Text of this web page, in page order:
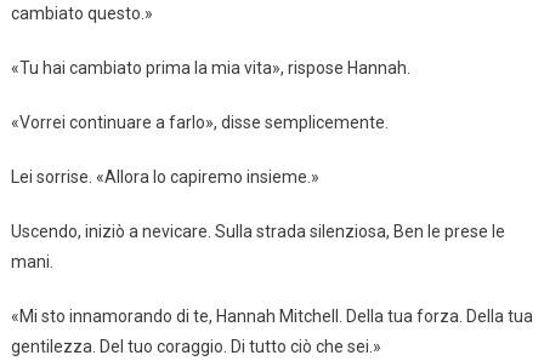
cambiato questo.»
«Tu hai cambiato prima la mia vita», rispose Hannah.
«Vorrei continuare a farlo», disse semplicemente.
Lei sorrise. «Allora lo capiremo insieme.»
Uscendo, iniziò a nevicare. Sulla strada silenziosa, Ben le prese le
mani.
«Mi sto innamorando di te, Hannah Mitchell. Della tua forza. Della tua
gentilezza. Del tuo coraggio. Di tutto ciò che sei.»